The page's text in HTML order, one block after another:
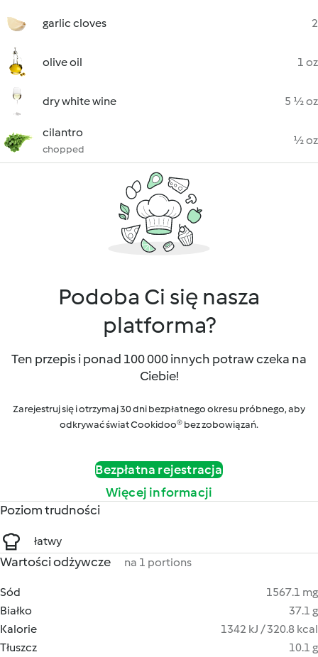
garlic cloves 2
olive oil 1 oz
dry white wine 5 ½ oz
cilantro
chopped
½ oz
Podoba Ci się nasza
platforma?
Ten przepis i ponad 100 000 innych potraw czeka na
Ciebie!
Zarejestruj się i otrzymaj 30 dni bezpłatnego okresu próbnego, aby
odkrywać świat Cookidoo® bez zobowiązań.
Bezpłatna rejestracja
Więcej informacji
Poziom trudności
łatwy
Wartości odżywcze na 1 portions
Sód
1567.1 mg
Białko
37.1 g
Kalorie
1342 kJ / 320.8 kcal
Tłuszcz
10.1 g